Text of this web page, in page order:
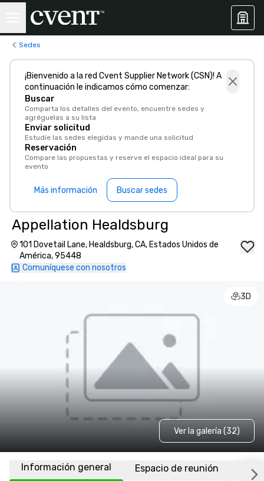
Sedes
¡Bienvenido a la red Cvent Supplier Network (CSN)! A
continuación le indicamos cómo comenzar:
Buscar
Comparta los detalles del evento, encuentre sedes y
agréguelas a su lista
Enviar solicitud
Estudie las sedes elegidas y mande una solicitud
Reservación
Compare las propuestas y reserve el espacio ideal para su
evento
Más información Buscar sedes
Appellation Healdsburg
101 Dovetail Lane, Healdsburg, CA, Estados Unidos de
América, 95448
Comuníquese con nosotros
3D
Ver la galería (32)
Información general Espacio de reunión